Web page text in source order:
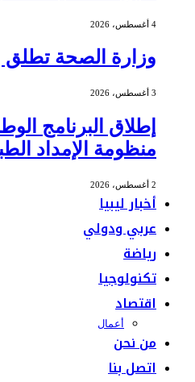
وزارة الصحة تطلق
إطلاق البرنامج
منظومة الإمداد
أخبار ليبيا
عربي ودولي
رياضة
تكنولوجيا
اقتصاد
أعمال
من نحن
اتصل بنا